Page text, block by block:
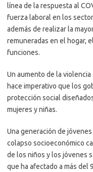
línea de la respuesta al
fuerza laboral en los
además de realizar la
remuneradas en el hogar,
funciones.
Un aumento de la
hace imperativo que los
protección social
mujeres y niñas.
Una generación de
colapso socioeconómico
de los niños y los jóvenes
que ha afectado a más del